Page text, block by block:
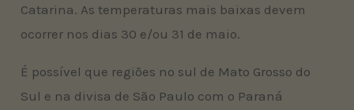
Catarina. As temperaturas mais baixas devem
ocorrer nos dias 30 e/ou 31 de maio.
É possível que regiões no sul de Mato Grosso do
Sul e na divisa de São Paulo com o Paraná